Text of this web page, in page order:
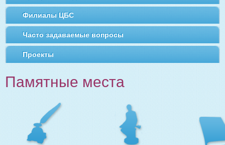
Филиалы ЦБС
Часто задаваемые вопросы
Проекты
Памятные места